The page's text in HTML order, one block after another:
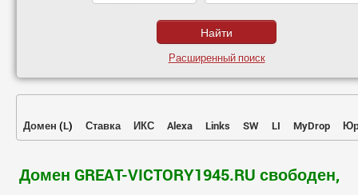
Расширенный поиск
Домен (L) Ставка ИКС Alexa Links SW LI MyDrop
Домен GREAT-VICTORY1945.RU свободен,